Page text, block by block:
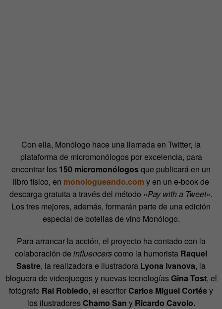
Con ella, Monólogo hace una llamada en Twitter, la
plataforma de micromonólogos por excelencia, para
encontrar los 150 micromonólogosque publicará en un
libro físico, en monologueando.com y en un e-book de
descarga gratuita a través del método «Pay with a Tweet».
Los tres mejores, además, formarán parte de una edición
especial de botellas de vino Monólogo.
Para arrancar la acción, el proyecto ha contado con la
colaboración de influencerscomo la humorista Raquel
Sastre, la realizadora e ilustradora Lyona Ivanova, la
bloguera de videojuegos y nuevas tecnologíasGina Tost, el
fotógrafo Rai Robledo, el escritorCarlos Miguel Cortésy
los ilustradoresChamo San y Ricardo Cavolo.